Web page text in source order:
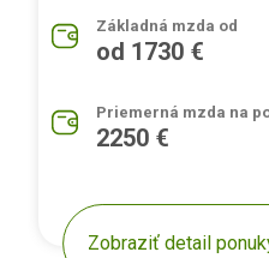
Základná mzda od
od 1730 €
Priemerná mzda na
2250 €
Zobraziť detail